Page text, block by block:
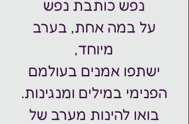
על במה אחת, בערב
ישתפו אמנים בעולמם
בואו להינות מערב של